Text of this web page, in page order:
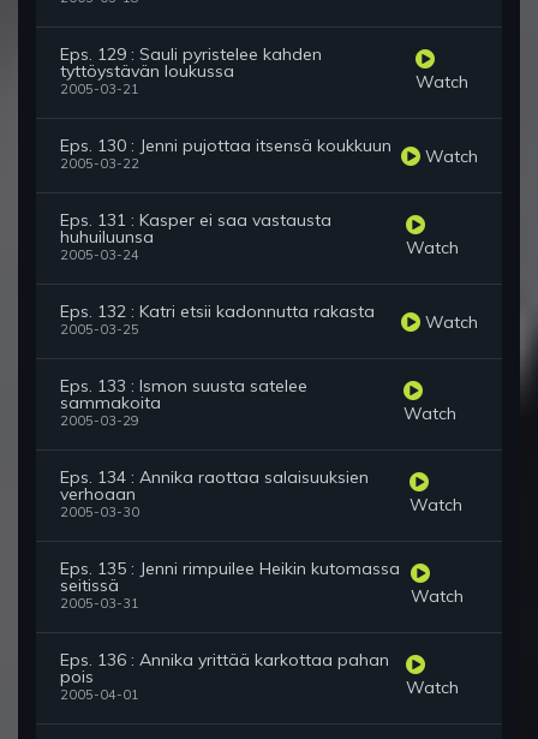
Eps. 129 : Sauli pyristelee kahden
tyttöystävän loukussa
2005-03-21 Watch
Eps. 130 : Jenni pujottaa itsensä koukkuun
2005-03-22 Watch
Eps. 131 : Kasper ei saa vastausta
huhuiluunsa
2005-03-24 Watch
Eps. 132 : Katri etsii kadonnutta rakasta
2005-03-25 Watch
Eps. 133 : Ismon suusta satelee
sammakoita
2005-03-29 Watch
Eps. 134 : Annika raottaa salaisuuksien
verhoaan
2005-03-30 Watch
Eps. 135 : Jenni rimpuilee Heikin kutomassa
seitissä
2005-03-31 Watch
Eps. 136 : Annika yrittää karkottaa pahan
pois
2005-04-01 Watch